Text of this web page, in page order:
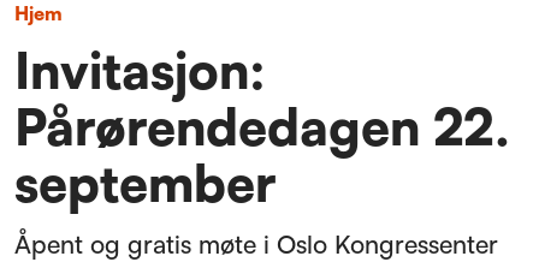
Hjem
Invitasjon:
Pårørendedagen 22.
september
Åpent og gratis møte i Oslo Kongressenter